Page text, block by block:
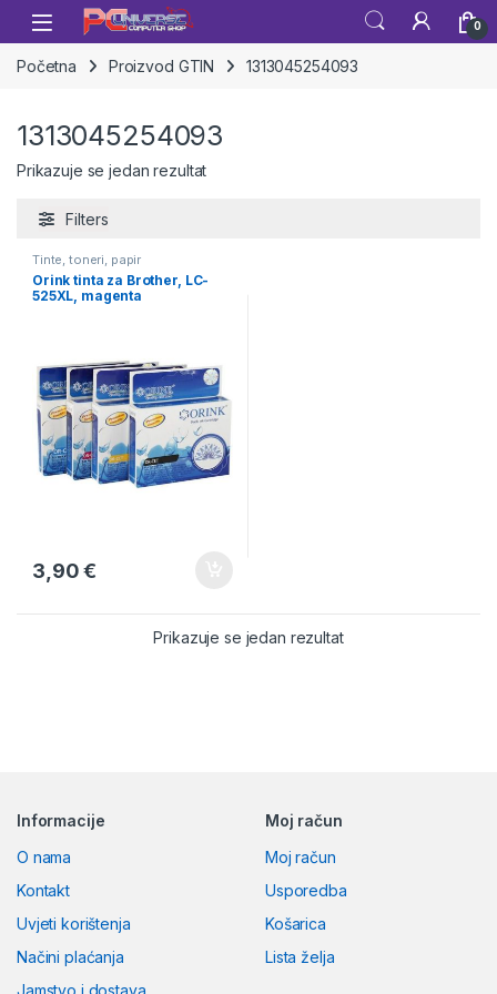
Skip to navigation
Skip to content
Open 0
Početna Proizvod GTIN 1313045254093
1313045254093
Prikazuje se jedan rezultat
Filters
Tinte, toneri, papir
Orink tinta za Brother, LC-
525XL, magenta
3,90€
Prikazuje se jedan rezultat
Informacije
O nama
Kontakt
Uvjeti korištenja
Načini plaćanja
Jamstvo i dostava
Moj račun
Moj račun
Usporedba
Košarica
Lista želja